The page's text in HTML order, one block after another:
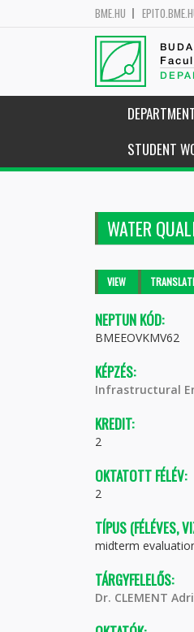
BME.HU
STUDENT
WATER
Primary
VIEW (ACTIVE
NEPTUN KÓD:
BMEEOVKMV62
KÉPZÉS:
Infrastructural
KREDIT:
2
OKTATOTT FÉLÉV:
2
TÍPUS (FÉLÉVES,
midterm
TÁRGYFELELŐS:
Dr. CLEMENT